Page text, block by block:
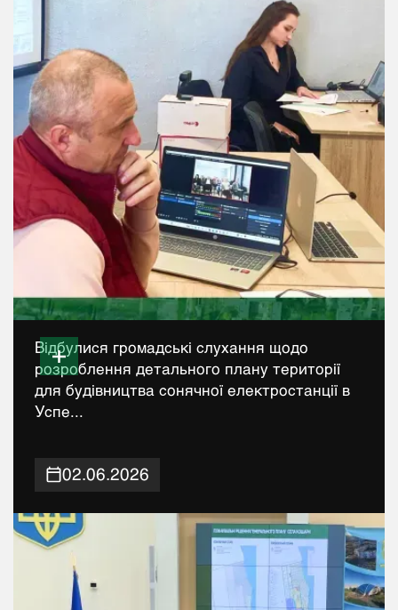
Відбулися громадські слухання щодо
розроблення детального плану території
для будівництва сонячної електростанції в
Успе...
02.06.2026